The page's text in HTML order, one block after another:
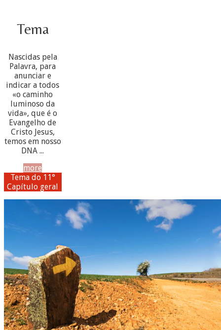
Tema
Nascidas pela
Palavra, para
anunciar e
indicar a todos
«o caminho
luminoso da
vida», que é o
Evangelho de
Cristo Jesus,
temos em nosso
DNA ...
more
Tema do 11°
Capítulo geral